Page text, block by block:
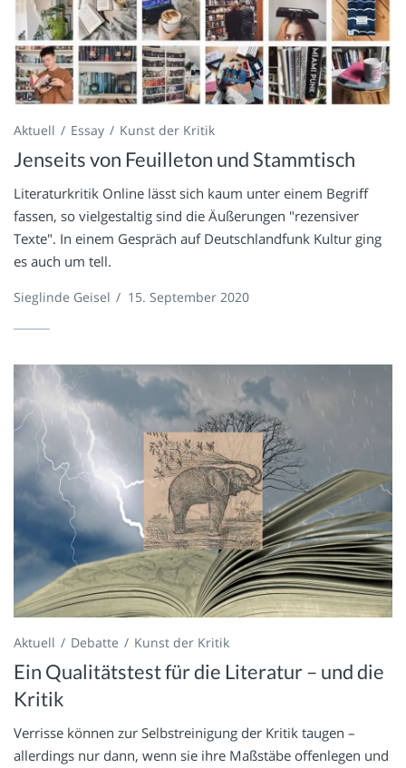
Aktuell Essay Kunst der Kritik
Jenseits von Feuilleton und Stammtisch
Literaturkritik Online lässt sich kaum unter einem Begriff
fassen, so vielgestaltig sind die Äußerungen "rezensiver
Texte". In einem Gespräch auf Deutschlandfunk Kultur ging
es auch um tell.
Sieglinde Geisel / 15. September 2020
Aktuell Debatte Kunst der Kritik
Ein Qualitätstest für die Literatur – und die
Kritik
Verrisse können zur Selbstreinigung der Kritik taugen –
allerdings nur dann, wenn sie ihre Maßstäbe offenlegen und